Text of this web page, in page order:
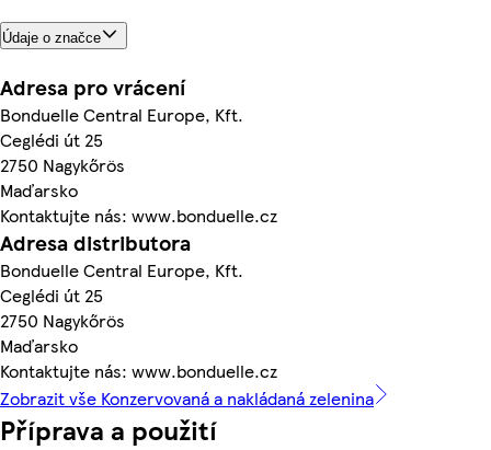
Údaje o značce
Adresa pro vrácení
Bonduelle Central Europe, Kft.
Ceglédi út 25
2750 Nagykőrös
Maďarsko
Kontaktujte nás: www.bonduelle.cz
Adresa distributora
Bonduelle Central Europe, Kft.
Ceglédi út 25
2750 Nagykőrös
Maďarsko
Kontaktujte nás: www.bonduelle.cz
Zobrazit vše Konzervovaná a nakládaná zelenina
Příprava a použití